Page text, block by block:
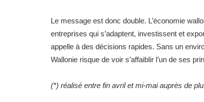
Le message est donc double. L’économie
entreprises qui s’adaptent, investissent et
appelle à des décisions rapides. Sans un
Wallonie risque de voir s’affaiblir l’un de ses
(*) réalisé entre fin avril et mi-mai auprès de